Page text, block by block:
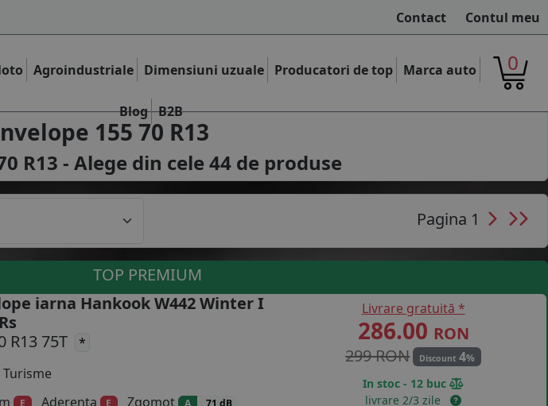
Contact Contul meu
Agroindustriale Dimensiuni uzuale Producatori de top Marca auto
Blog B2B
0
155 70 R13
R13 - Alege din cele 44 de produse
Pagina 1
TOP PREMIUM
iarna Hankook W442 Winter I
R13 75T
*
Turisme
E Aderenta E Zgomot A 71 dB
Livrare gratuită *
286.00 RON
299 RON
Discount4%
In stoc - 12 buc
livrare 2/3 zile